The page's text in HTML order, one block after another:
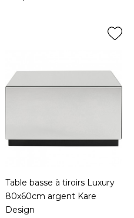
Table basse à tiroirs Luxury
80x60cm argent Kare
Design